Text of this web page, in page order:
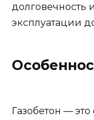
долговечность
эксплуатации
Газобетон —